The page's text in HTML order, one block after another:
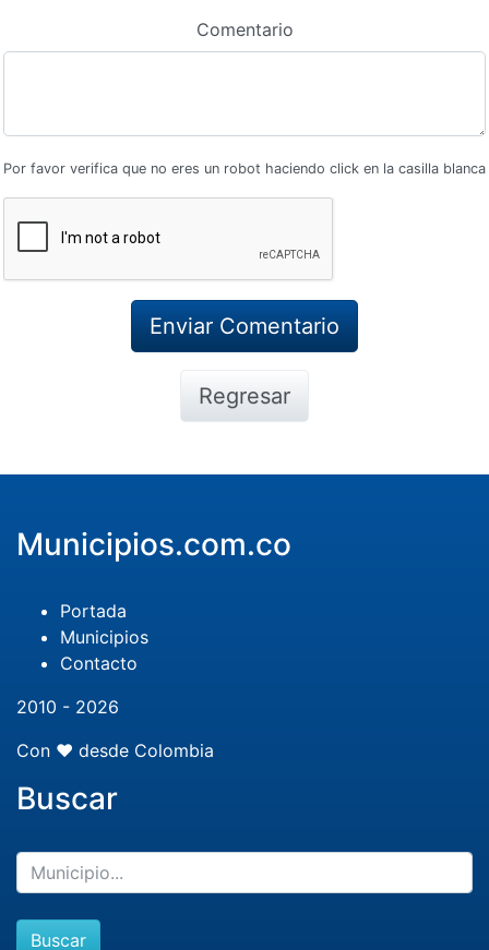
Comentario
Por favor verifica que no eres un robot haciendo click en la casilla blanca
Regresar
Municipios.com.co
Portada
Municipios
Contacto
2010 - 2026
Con ❤️ desde Colombia
Buscar
Buscar